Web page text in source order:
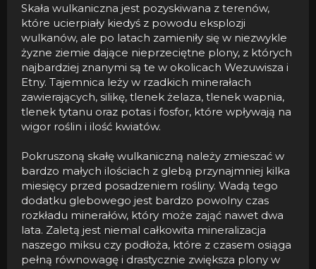
Skała wulkaniczna jest pozyskiwana z terenów,
które ucierpiały kiedyś z powodu eksplozji
wulkanów, ale po latach zamieniły się w niezwykle
żyzne ziemie dające nieprzeciętne plony, z których
najbardziej znanymi są te w okolicach Wezuwisza i
Etny. Tajemnica leży w rzadkich minerałach
zawierających, silikę, tlenek żelaza, tlenek wapnia,
tlenek tytanu oraz potas i fosfor, które wpływają na
wigor roślin i ilość kwiatów.
Pokruszoną skałę wulkaniczną należy zmieszać w
bardzo małych ilościach z glebą przynajmniej kilka
miesięcy przed posadzeniem rośliny. Wadą tego
dodatku glebowego jest bardzo powolny czas
rozkładu minerałów, który może zająć nawet dwa
lata. Zaletą jest niemal całkowita mineralizacja
naszego miksu czy podłoża, które z czasem osiąga
pełną równowagę i drastycznie zwiększa plony w